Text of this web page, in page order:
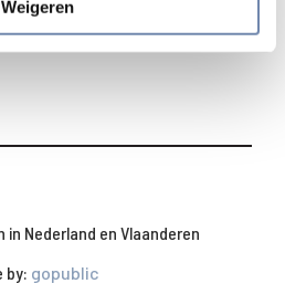
Weigeren
Nederland en Vlaanderen
by: gopublic